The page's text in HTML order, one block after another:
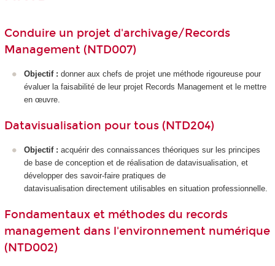
Conduire un projet d'archivage/Records
Management (NTD007)
Objectif : donner aux chefs de projet une méthode rigoureuse pour
évaluer la faisabilité de leur projet Records Management et le mettre
en œuvre.
Datavisualisation pour tous (NTD204)
Objectif : acquérir des connaissances théoriques sur les principes
de base de conception et de réalisation de datavisualisation, et
développer des savoir-faire pratiques de
datavisualisation directement utilisables en situation professionnelle.
Fondamentaux et méthodes du records
management dans l'environnement numérique
(NTD002)